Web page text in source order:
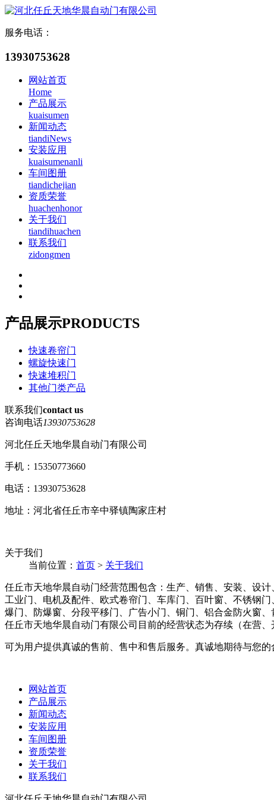
服务电话：
13930753628
网站首页
Home
产品展示
kuaisumen
新闻动态
tiandiNews
安装应用
kuaisumenanli
车间图册
tiandichejian
资质荣誉
huachenhonor
关于我们
tiandihuachen
联系我们
zidongmen
产品展示PRODUCTS
快速卷帘门
螺旋快速门
快速堆积门
其他门类产品
联系我们contact us
咨询电话13930753628
河北任丘天地华晨自动门有限公司
手机：15350773660
电话：13930753628
地址：河北省任丘市辛中驿镇陶家庄村
关于我们
当前位置： 首页 > 关于我们
任丘市天地华晨自动门经营范围包含：生产、销售、安装、设
工业门、电机及配件、欧式卷帘门、车库门、百叶窗、不锈钢
爆门、防爆窗、分段平移门、广告小门、铜门、铝合金防火窗
任丘市天地华晨自动门有限公司目前的经营状态为存续（在营、
可为用户提供真诚的售前、售中和售后服务。真诚地期待与您的
网站首页
产品展示
新闻动态
安装应用
车间图册
资质荣誉
关于我们
联系我们